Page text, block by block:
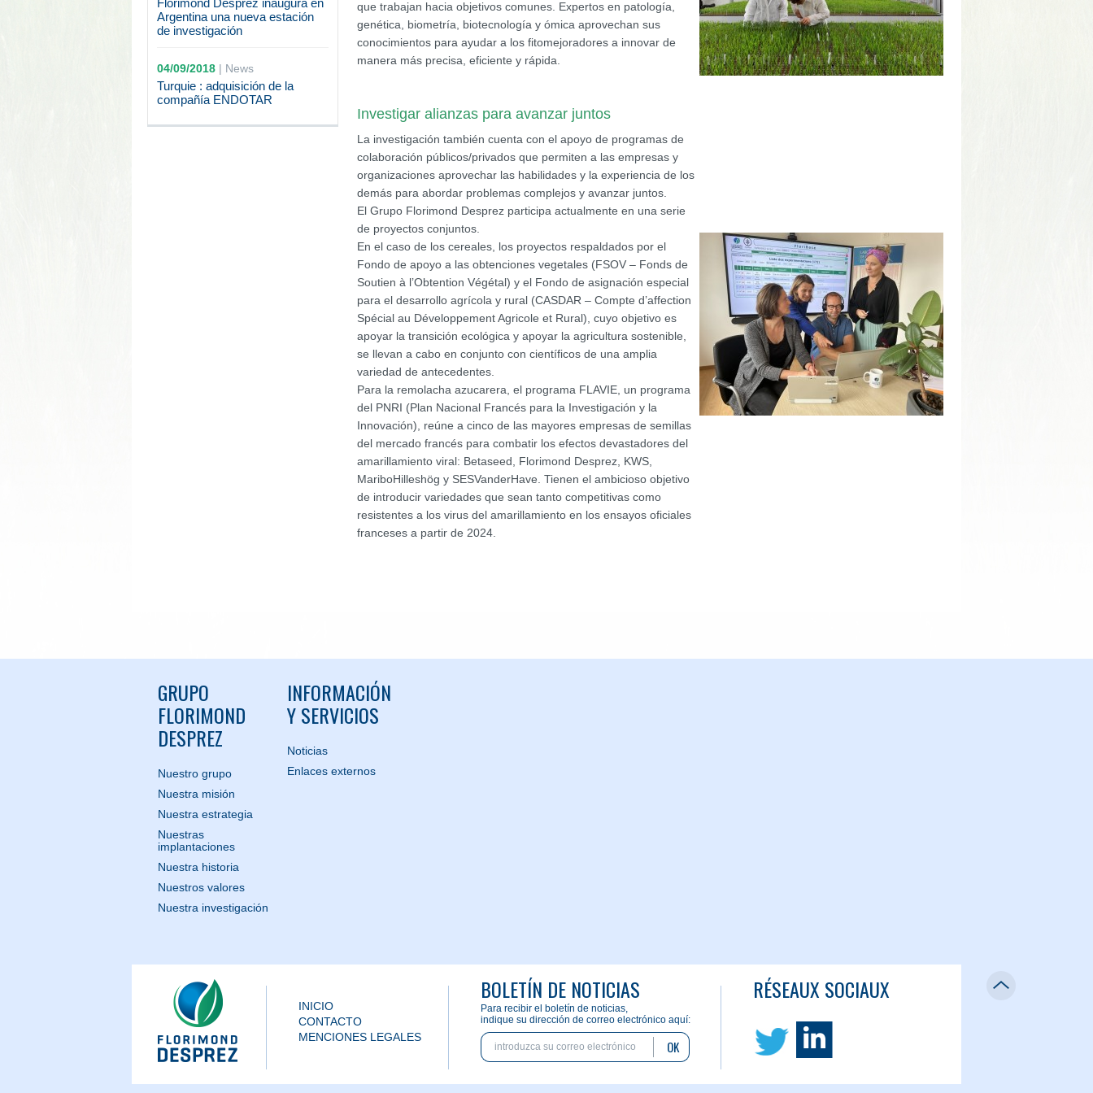
Florimond Desprez inaugura en
Argentina una nueva estación
de investigación
04/09/2018| News
Turquie : adquisición de la
compañía ENDOTAR
que trabajan hacia objetivos comunes. Expertos en patología,
genética, biometría, biotecnología y ómica aprovechan sus
conocimientos para ayudar a los fitomejoradores a innovar de
manera más precisa, eficiente y rápida.
Investigar alianzas para avanzar juntos
La investigación también cuenta con el apoyo de programas de
colaboración públicos/privados que permiten a las empresas y
organizaciones aprovechar las habilidades y la experiencia de los
demás para abordar problemas complejos y avanzar juntos.
El Grupo Florimond Desprez participa actualmente en una serie
de proyectos conjuntos.
En el caso de los cereales, los proyectos respaldados por el
Fondo de apoyo a las obtenciones vegetales (FSOV – Fonds de
Soutien à l’Obtention Végétal) y el Fondo de asignación especial
para el desarrollo agrícola y rural (CASDAR – Compte d’affection
Spécial au Développement Agricole et Rural), cuyo objetivo es
apoyar la transición ecológica y apoyar la agricultura sostenible,
se llevan a cabo en conjunto con científicos de una amplia
variedad de antecedentes.
Para la remolacha azucarera, el programa FLAVIE, un programa
del PNRI (Plan Nacional Francés para la Investigación y la
Innovación), reúne a cinco de las mayores empresas de semillas
del mercado francés para combatir los efectos devastadores del
amarillamiento viral: Betaseed, Florimond Desprez, KWS,
MariboHilleshög y SESVanderHave. Tienen el ambicioso objetivo
de introducir variedades que sean tanto competitivas como
resistentes a los virus del amarillamiento en los ensayos oficiales
franceses a partir de 2024.
GRUPO
FLORIMOND
DESPREZ
Nuestro grupo
Nuestra misión
Nuestra estrategia
Nuestras
implantaciones
Nuestra historia
Nuestros valores
Nuestra investigación
INFORMACIÓN
Y SERVICIOS
Noticias
Enlaces externos
INICIO
CONTACTO
MENCIONES LEGALES
BOLETÍN DE NOTICIAS
Para recibir el boletín de noticias,
indique su dirección de correo electrónico aquí:
OK
RÉSEAUX SOCIAUX